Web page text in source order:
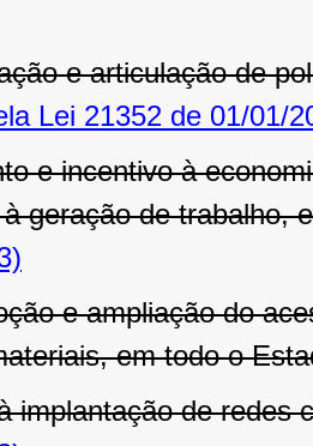
e articulação de
Lei 21352 de 01/01/
e incentivo à
geração de trabalho,
e ampliação do
em todo o
implantação de redes